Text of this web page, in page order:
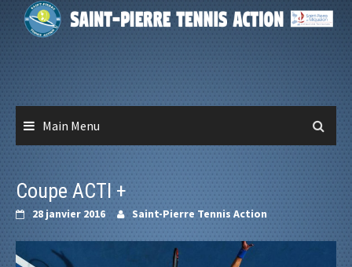
Main Menu
Coupe ACTI +
28 janvier 2016 Saint-Pierre Tennis Action